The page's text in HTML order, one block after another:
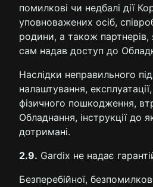
помилкові чи недбалі дії
уповноважених осіб,
родини, а також
сам надав доступ до
Наслідки неправильного
налаштування,
фізичного пошкодження,
Обладнання, інструкції до
дотримані.
2.9. Gardix не надає
Безперебійної,